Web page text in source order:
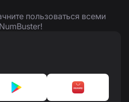
пользоваться всеми